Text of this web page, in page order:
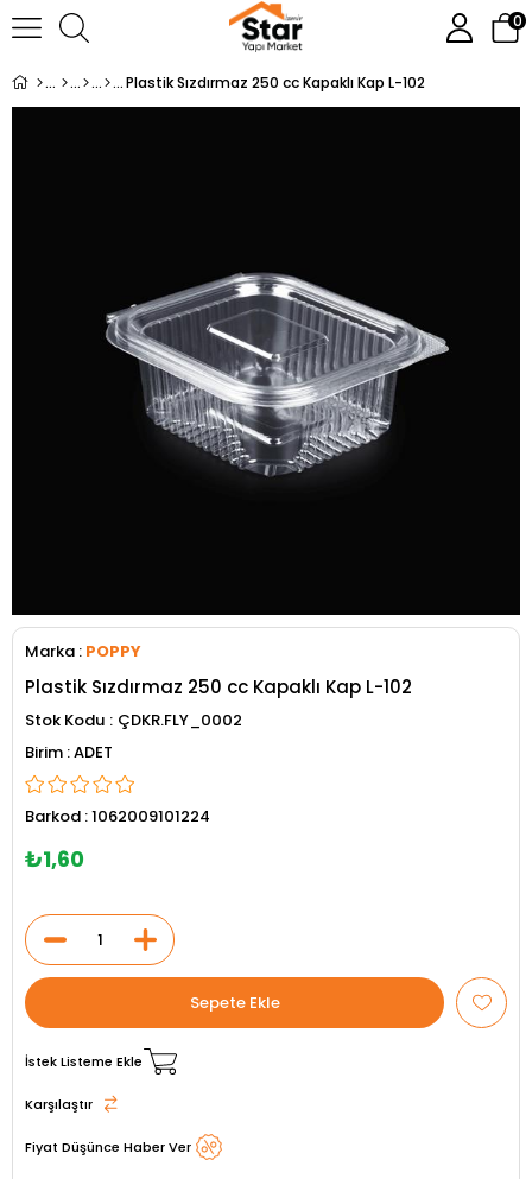
0
Plastik Sızdırmaz 250 cc Kapaklı Kap L-102
Marka : POPPY
Plastik Sızdırmaz 250 cc Kapaklı Kap L-102
Stok Kodu
ÇDKR.FLY_0002
ADET
Barkod :1062009101224
₺1,60
İstek Listeme Ekle
Karşılaştır
Fiyat Düşünce Haber Ver